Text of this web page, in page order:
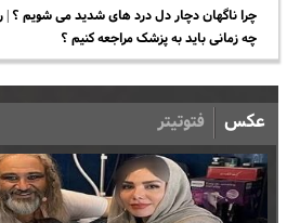
چرا ناگهان دچار دل درد های شدید می شویم ؟
چه زمانی باید به پزشک مراجعه کنیم ؟
عکس فتوتیتر